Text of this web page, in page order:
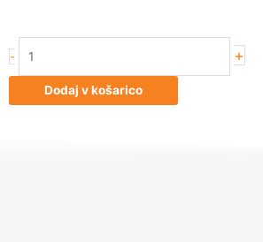
-
Racing
JRX6
18x9
+
Dodaj v košarico